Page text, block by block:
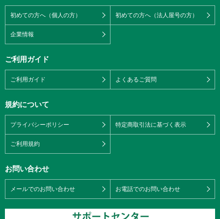
初めての方へ（個人の方） 初めての方へ（法人屋号の方）
企業情報
ご利用ガイド
ご利用ガイド よくあるご質問
規約について
プライバシーポリシー 特定商取引法に基づく表示
ご利用規約
お問い合わせ
メールでのお問い合わせ お電話でのお問い合わせ